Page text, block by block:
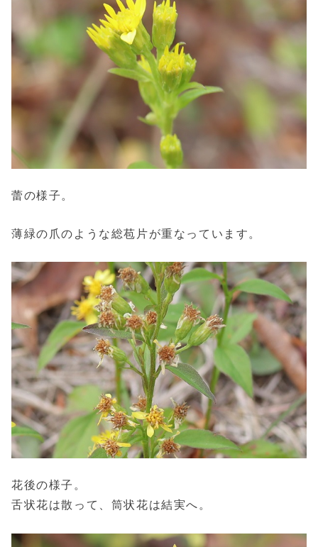
蕾の様子。
薄緑の爪のような総苞片が重なっています。
花後の様子。
舌状花は散って、筒状花は結実へ。